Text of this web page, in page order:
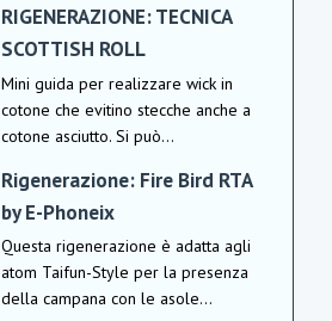
RIGENERAZIONE: TECNICA
SCOTTISH ROLL
Mini guida per realizzare wick in
cotone che evitino stecche anche a
cotone asciutto. Si può...
Rigenerazione: Fire Bird RTA
by E-Phoneix
Questa rigenerazione è adatta agli
atom Taifun-Style per la presenza
della campana con le asole...